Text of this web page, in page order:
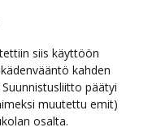
siis käyttöön
kahden
päätyi
muutettu emit)
osalta.